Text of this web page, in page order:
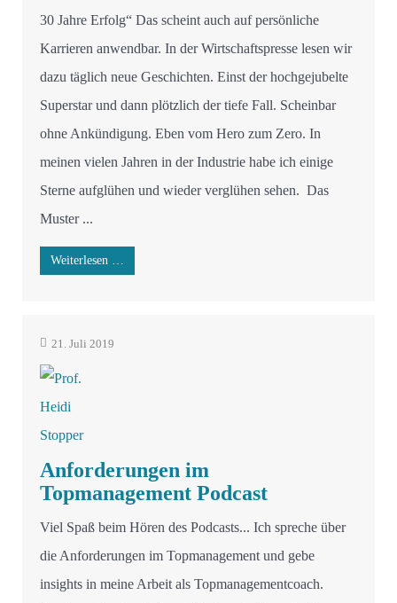
30 Jahre Erfolg“ Das scheint auch auf persönliche
Karrieren anwendbar. In der Wirtschaftspresse lesen wir
dazu täglich neue Geschichten. Einst der hochgejubelte
Superstar und dann plötzlich der tiefe Fall. Scheinbar
ohne Ankündigung. Eben vom Hero zum Zero. In
meinen vielen Jahren in der Industrie habe ich einige
Sterne aufglühen und wieder verglühen sehen. Das
Muster ...
Weiterlesen …
21. Juli 2019
Anforderungen im
Topmanagement Podcast
Viel Spaß beim Hören des Podcasts... Ich spreche über
die Anforderungen im Topmanagement und gebe
insights in meine Arbeit als Topmanagementcoach.